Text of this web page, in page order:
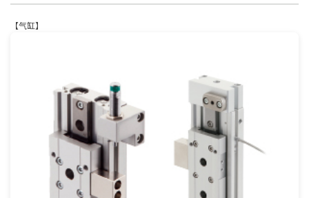
【气缸】